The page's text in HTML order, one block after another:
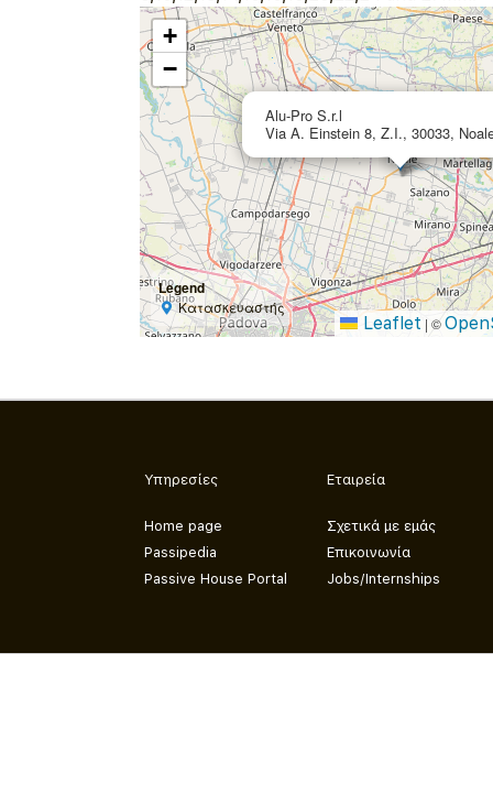
Alu-Pro S.r.l
Via A. Einstein 8, Z.I., 30033,
+
−
Legend
Κατασκευαστής
Leaflet | ©
Υπηρεσίες
Home page
Passipedia
Passive House Portal
Εταιρεία
Σχετικά με εμάς
Επικοινωνία
Jobs/Internships